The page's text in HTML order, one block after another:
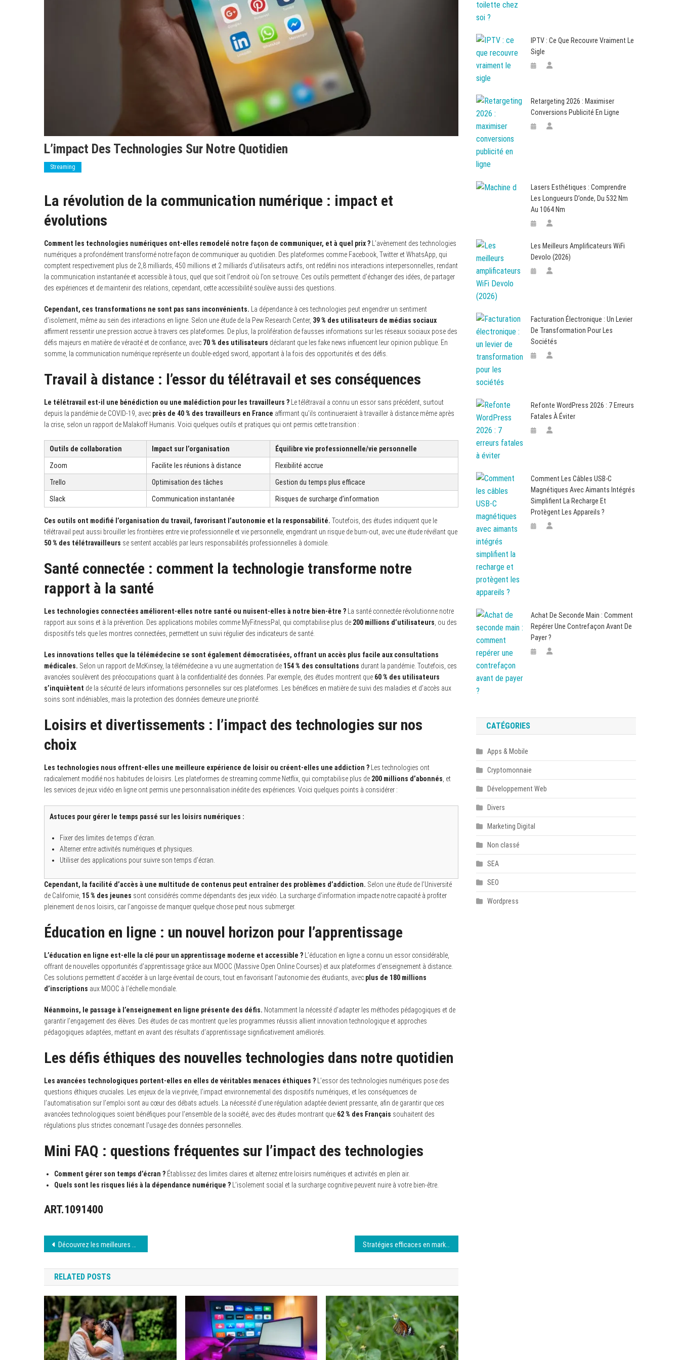
L’impact Des Technologies Sur Notre Quotidien
Streaming
La révolution de la communication numérique : impact et
évolutions
Comment les technologies numériques ont-elles remodelé notre façon de communiquer, et à quel prix ? L’avènement des technologies
numériques a profondément transformé notre façon de communiquer au quotidien. Des plateformes comme Facebook, Twitter et WhatsApp, qui
comptent respectivement plus de 2,8 milliards, 450 millions et 2 milliards d’utilisateurs actifs, ont redéfini nos interactions interpersonnelles, rendant
la communication instantanée et accessible à tous, quel que soit l’endroit où l’on se trouve. Ces outils permettent d’échanger des idées, de partager
des expériences et de maintenir des relations, cependant, cette accessibilité soulève aussi des questions.
Cependant, ces transformations ne sont pas sans inconvénients. La dépendance à ces technologies peut engendrer un sentiment
d’isolement, même au sein des interactions en ligne. Selon une étude de la Pew Research Center, 39 % des utilisateurs de médias sociaux
affirment ressentir une pression accrue à travers ces plateformes. De plus, la prolifération de fausses informations sur les réseaux sociaux pose des
défis majeurs en matière de véracité et de confiance, avec 70 % des utilisateurs déclarant que les fake news influencent leur opinion publique. En
somme, la communication numérique représente un double-edged sword, apportant à la fois des opportunités et des défis.
Travail à distance : l’essor du télétravail et ses conséquences
Le télétravail est-il une bénédiction ou une malédiction pour les travailleurs ? Le télétravail a connu un essor sans précédent, surtout
depuis la pandémie de COVID-19, avec près de 40 % des travailleurs en France affirmant qu’ils continueraient à travailler à distance même après
la crise, selon un rapport de Malakoff Humanis. Voici quelques outils et pratiques qui ont permis cette transition :
Outils de collaboration Impact sur l’organisation Équilibre vie professionnelle/vie personnelle
Zoom Facilite les réunions à distance Flexibilité accrue
Trello Optimisation des tâches Gestion du temps plus efficace
Slack Communication instantanée Risques de surcharge d’information
Ces outils ont modifié l’organisation du travail, favorisant l’autonomie et la responsabilité. Toutefois, des études indiquent que le
télétravail peut aussi brouiller les frontières entre vie professionnelle et vie personnelle, engendrant un risque de burn-out, avec une étude révélant que
50 % des télétravailleurs se sentent accablés par leurs responsabilités professionnelles à domicile.
Santé connectée : comment la technologie transforme notre
rapport à la santé
Les technologies connectées améliorent-elles notre santé ou nuisent-elles à notre bien-être ? La santé connectée révolutionne notre
rapport aux soins et à la prévention. Des applications mobiles comme MyFitnessPal, qui comptabilise plus de 200 millions d’utilisateurs, ou des
dispositifs tels que les montres connectées, permettent un suivi régulier des indicateurs de santé.
Les innovations telles que la télémédecine se sont également démocratisées, offrant un accès plus facile aux consultations
médicales. Selon un rapport de McKinsey, la télémédecine a vu une augmentation de 154 % des consultations durant la pandémie. Toutefois, ces
avancées soulèvent des préoccupations quant à la confidentialité des données. Par exemple, des études montrent que 60 % des utilisateurs
s’inquiètent de la sécurité de leurs informations personnelles sur ces plateformes. Les bénéfices en matière de suivi des maladies et d’accès aux
soins sont indéniables, mais la protection des données demeure une priorité.
Loisirs et divertissements : l’impact des technologies sur nos
choix
Les technologies nous offrent-elles une meilleure expérience de loisir ou créent-elles une addiction ? Les technologies ont
radicalement modifié nos habitudes de loisirs. Les plateformes de streaming comme Netflix, qui comptabilise plus de 200 millions d’abonnés, et
les services de jeux vidéo en ligne ont permis une personnalisation inédite des expériences. Voici quelques points à considérer :
Astuces pour gérer le temps passé sur les loisirs numériques :
Fixer des limites de temps d’écran.
Alterner entre activités numériques et physiques.
Utiliser des applications pour suivre son temps d’écran.
Cependant, la facilité d’accès à une multitude de contenus peut entraîner des problèmes d’addiction. Selon une étude de l’Université
de Californie, 15 % des jeunes sont considérés comme dépendants des jeux vidéo. La surcharge d’information impacte notre capacité à profiter
pleinement de nos loisirs, car l’angoisse de manquer quelque chose peut nous submerger.
Éducation en ligne : un nouvel horizon pour l’apprentissage
L’éducation en ligne est-elle la clé pour un apprentissage moderne et accessible ? L’éducation en ligne a connu un essor considérable,
offrant de nouvelles opportunités d’apprentissage grâce aux MOOC (Massive Open Online Courses) et aux plateformes d’enseignement à distance.
Ces solutions permettent d’accéder à un large éventail de cours, tout en favorisant l’autonomie des étudiants, avec plus de 180 millions
d’inscriptions aux MOOC à l’échelle mondiale.
Néanmoins, le passage à l’enseignement en ligne présente des défis. Notamment la nécessité d’adapter les méthodes pédagogiques et de
garantir l’engagement des élèves. Des études de cas montrent que les programmes réussis allient innovation technologique et approches
pédagogiques adaptées, mettant en avant des résultats d’apprentissage significativement améliorés.
Les défis éthiques des nouvelles technologies dans notre quotidien
Les avancées technologiques portent-elles en elles de véritables menaces éthiques ? L’essor des technologies numériques pose des
questions éthiques cruciales. Les enjeux de la vie privée, l’impact environnemental des dispositifs numériques, et les conséquences de
l’automatisation sur l’emploi sont au cœur des débats actuels. La nécessité d’une régulation adaptée devient pressante, afin de garantir que ces
avancées technologiques soient bénéfiques pour l’ensemble de la société, avec des études montrant que 62 % des Français souhaitent des
régulations plus strictes concernant l’usage des données personnelles.
Mini FAQ : questions fréquentes sur l’impact des technologies
Comment gérer son temps d’écran ? Établissez des limites claires et alternez entre loisirs numériques et activités en plein air.
Quels sont les risques liés à la dépendance numérique ? L’isolement social et la surcharge cognitive peuvent nuire à votre bien-être.
ART.1091400
Navigation
de
l’article
Découvrez les meilleures séries sur Empire Streaming Stratégies efficaces en marketing digital
RELATED POSTS
IPTV : Ce Que Recouvre Vraiment Le
Sigle
Retargeting 2026 : Maximiser
Conversions Publicité En Ligne
Lasers Esthétiques : Comprendre
Les Longueurs D’onde, Du 532 Nm
Au 1064 Nm
Les Meilleurs Amplificateurs WiFi
Devolo (2026)
Facturation Électronique : Un Levier
De Transformation Pour Les
Sociétés
Refonte WordPress 2026 : 7 Erreurs
Fatales À Éviter
Comment Les Câbles USB-C
Magnétiques Avec Aimants Intégrés
Simplifient La Recharge Et
Protègent Les Appareils ?
Achat De Seconde Main : Comment
Repérer Une Contrefaçon Avant De
Payer ?
CATÉGORIES
Apps & Mobile
Cryptomonnaie
Développement Web
Divers
Marketing Digital
Non classé
SEA
SEO
Wordpress